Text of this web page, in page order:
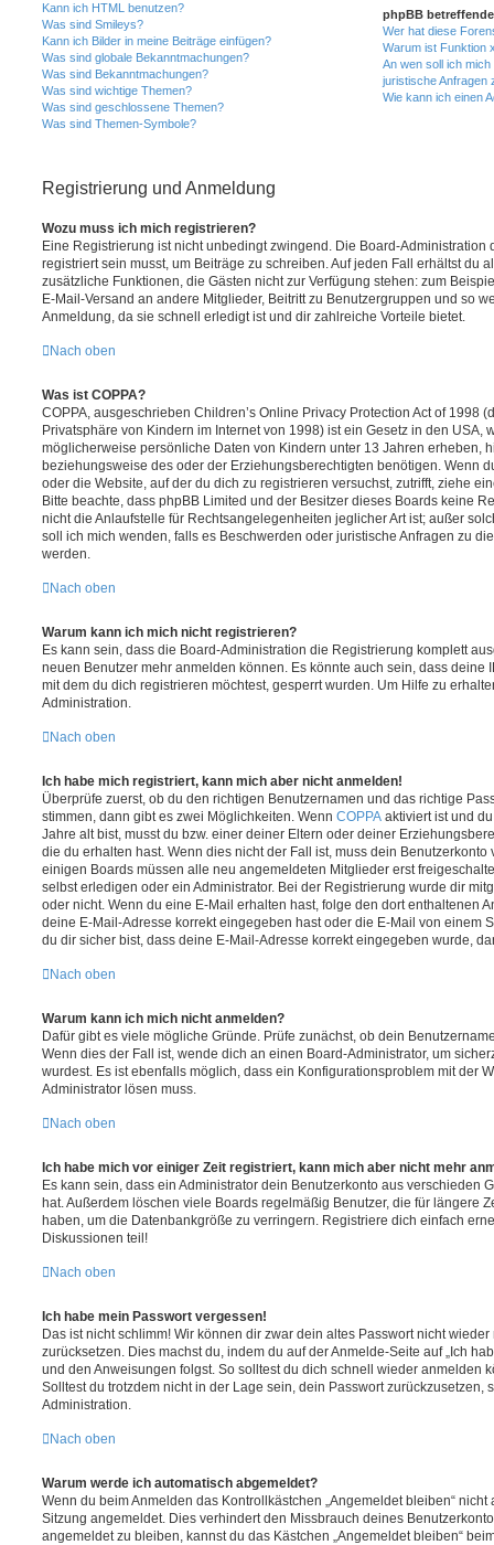
Kann ich HTML benutzen?
Was sind Smileys?
Kann ich Bilder in meine Beiträge einfügen?
Was sind globale Bekanntmachungen?
Was sind Bekanntmachungen?
Was sind wichtige Themen?
Was sind geschlossene Themen?
Was sind Themen-Symbole?
phpBB
Wer hat diese
Warum ist Funktion
An wen soll ich
juristische Anfragen
Wie kann ich einen
Registrierung und Anmeldung
Wozu muss ich mich registrieren?
Eine Registrierung ist nicht unbedingt zwingend. Die Board-Administration
registriert sein musst, um Beiträge zu schreiben. Auf jeden Fall erhältst du
zusätzliche Funktionen, die Gästen nicht zur Verfügung stehen: zum
E-Mail-Versand an andere Mitglieder, Beitritt zu Benutzergruppen und so
Anmeldung, da sie schnell erledigt ist und dir zahlreiche Vorteile bietet.
Nach oben
Was ist COPPA?
COPPA, ausgeschrieben Children’s Online Privacy Protection Act of 1998
Privatsphäre von Kindern im Internet von 1998) ist ein Gesetz in den USA,
möglicherweise persönliche Daten von Kindern unter 13 Jahren erheben,
beziehungsweise des oder der Erziehungsberechtigten benötigen. Wenn
oder die Website, auf der du dich zu registrieren versuchst, zutrifft, ziehe
Bitte beachte, dass phpBB Limited und der Besitzer dieses Boards keine
nicht die Anlaufstelle für Rechtsangelegenheiten jeglicher Art ist; außer
soll ich mich wenden, falls es Beschwerden oder juristische Anfragen zu
werden.
Nach oben
Warum kann ich mich nicht registrieren?
Es kann sein, dass die Board-Administration die Registrierung komplett
neuen Benutzer mehr anmelden können. Es könnte auch sein, dass deine
mit dem du dich registrieren möchtest, gesperrt wurden. Um Hilfe zu
Administration.
Nach oben
Ich habe mich registriert, kann mich aber nicht anmelden!
Überprüfe zuerst, ob du den richtigen Benutzernamen und das richtige
stimmen, dann gibt es zwei Möglichkeiten. Wenn COPPA aktiviert ist und
Jahre alt bist, musst du bzw. einer deiner Eltern oder deiner
die du erhalten hast. Wenn dies nicht der Fall ist, muss dein
einigen Boards müssen alle neu angemeldeten Mitglieder erst
selbst erledigen oder ein Administrator. Bei der Registrierung wurde dir
oder nicht. Wenn du eine E-Mail erhalten hast, folge den dort enthaltenen
deine E-Mail-Adresse korrekt eingegeben hast oder die E-Mail von einem
du dir sicher bist, dass deine E-Mail-Adresse korrekt eingegeben wurde,
Nach oben
Warum kann ich mich nicht anmelden?
Dafür gibt es viele mögliche Gründe. Prüfe zunächst, ob dein
Wenn dies der Fall ist, wende dich an einen Board-Administrator, um
wurdest. Es ist ebenfalls möglich, dass ein Konfigurationsproblem mit der
Administrator lösen muss.
Nach oben
Ich habe mich vor einiger Zeit registriert, kann mich aber nicht mehr
Es kann sein, dass ein Administrator dein Benutzerkonto aus verschieden
hat. Außerdem löschen viele Boards regelmäßig Benutzer, die für längere
haben, um die Datenbankgröße zu verringern. Registriere dich einfach
Diskussionen teil!
Nach oben
Ich habe mein Passwort vergessen!
Das ist nicht schlimm! Wir können dir zwar dein altes Passwort nicht
zurücksetzen. Dies machst du, indem du auf der Anmelde-Seite auf „Ich
und den Anweisungen folgst. So solltest du dich schnell wieder anmelden
Solltest du trotzdem nicht in der Lage sein, dein Passwort zurückzusetzen,
Administration.
Nach oben
Warum werde ich automatisch abgemeldet?
Wenn du beim Anmelden das Kontrollkästchen „Angemeldet bleiben“
Sitzung angemeldet. Dies verhindert den Missbrauch deines
angemeldet zu bleiben, kannst du das Kästchen „Angemeldet bleiben“